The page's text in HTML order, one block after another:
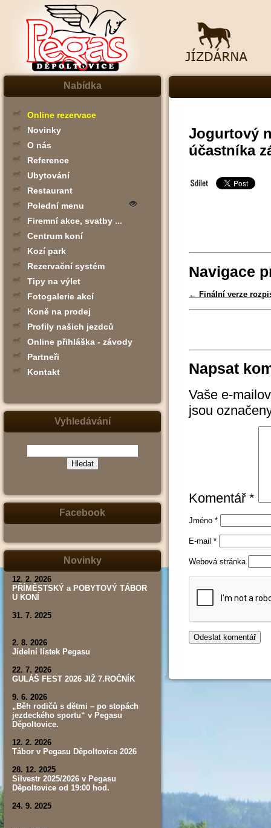
Nabídka
Online rezervace
Novinky
O nás
Reference
Ubytování
Restaurant
Polední menu
Firemní akce, svatby ...
Centrum koní
Kozí park
Rezervační systém
Tipy na výlet
Fotogalerie akcí
Koně na prodej
Profily našich jezdců
Online přihláška - závody
Partneři
Kontakt
Vyhledávání
jeho
část
spojení
tábor,
Facebook
Novinky
12. 2. 2026
PŘÍMĚSTSKÝ a POBYTOVÝ TÁBOR
U KONÍ
31. 7. 2025
2. 8. 2026
Jídelní lístek Pegasu
22. 7. 2026
GULÁŠ FEST 2026 JIŽ 7.ROČNÍK
9. 6. 2026
„Běh rodičů s dětmi – po stopách
jezdeckého sportu“ v Pegasu
Děpoltovice.
12. 2. 2026
Tábor v Pegasu Děpoltovice 2026
28. 12. 2025
Silvestr 2025/2026 v Pegasu
Děpoltovice od 19:00 hod.
24. 9. 2025
Jogurtový
účastníka
Navigace
← Finální verze
Napsat
Vaše e-
jsou
Komentář *
Jméno *
E-mail *
Webová stránka